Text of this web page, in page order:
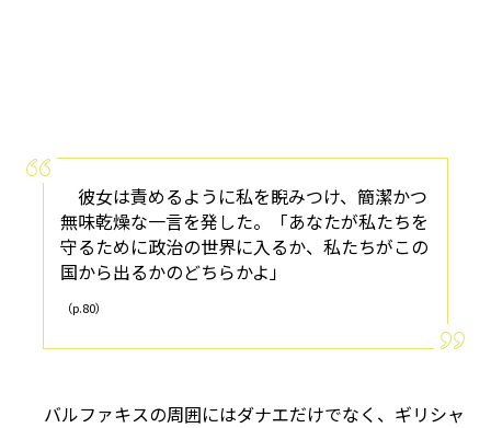
彼女は責めるように私を睨みつけ、簡潔かつ
無味乾燥な一言を発した。「あなたが私たちを
守るために政治の世界に入るか、私たちがこの
国から出るかのどちらかよ」
（p.80）
バルファキスの周囲にはダナエだけでなく、ギリシャ